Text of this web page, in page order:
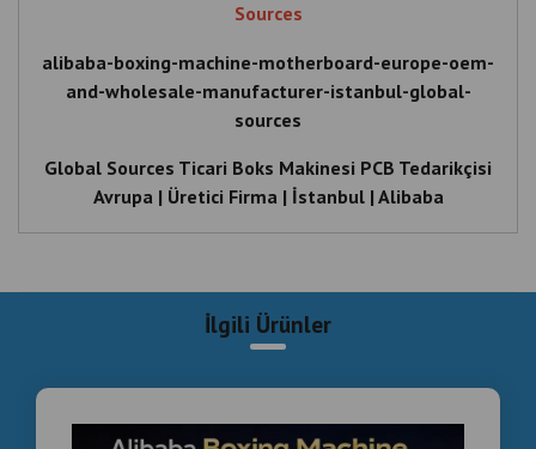
Sources
alibaba-boxing-machine-motherboard-europe-oem-
and-wholesale-manufacturer-istanbul-global-
sources
Global Sources Ticari Boks Makinesi PCB Tedarikçisi
Avrupa | Üretici Firma | İstanbul | Alibaba
Tedarikçisi , Avrupa , Üretici , Firma , İstanbul , Alibaba
İlgili Ürünler